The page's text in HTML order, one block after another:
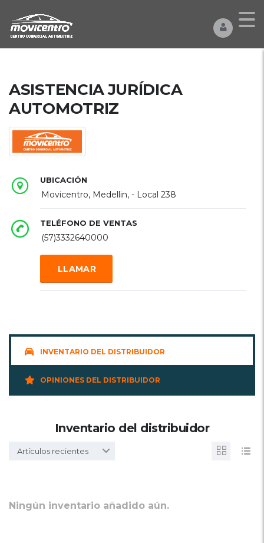
ASISTENCIA JURÍDICA
AUTOMOTRIZ
UBICACIÓN
Movicentro, Medellin, - Local 238
TELÉFONO DE VENTAS
(57)3332640000
LLAMAR
INVENTARIO DEL DISTRIBUIDOR
OPINIONES DEL DISTRIBUIDOR
Inventario del distribuidor
Artículos recientes
Ningún inventario añadido aún.